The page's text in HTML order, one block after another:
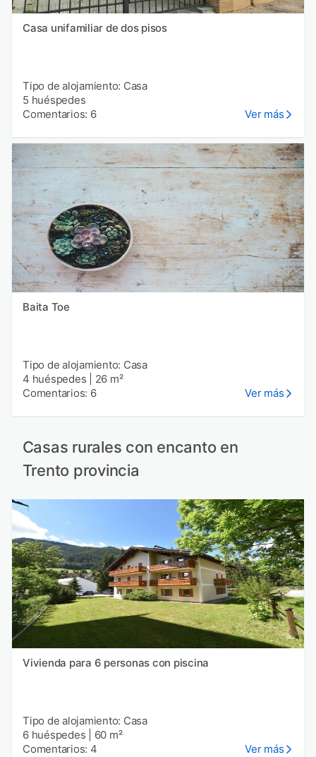
Casa unifamiliar de dos pisos
Tipo de alojamiento: Casa
5 huéspedes
Comentarios: 6
Ver más
Baita Toe
Tipo de alojamiento: Casa
4 huéspedes
26 m²
Comentarios: 6
Ver más
Casas rurales con encanto en
Trento provincia
Vivienda para 6 personas con piscina
Tipo de alojamiento: Casa
6 huéspedes
60 m²
Comentarios: 4
Ver más